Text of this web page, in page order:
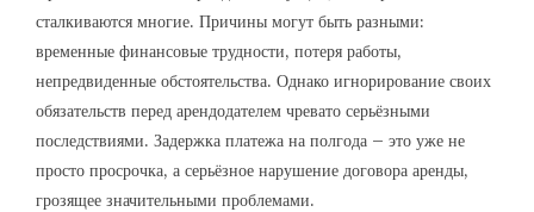
сталкиваются многие. Причины могут быть разными:
временные финансовые трудности, потеря работы,
непредвиденные обстоятельства. Однако игнорирование своих
обязательств перед арендодателем чревато серьёзными
последствиями. Задержка платежа на полгода – это уже не
просто просрочка, а серьёзное нарушение договора аренды,
грозящее значительными проблемами.